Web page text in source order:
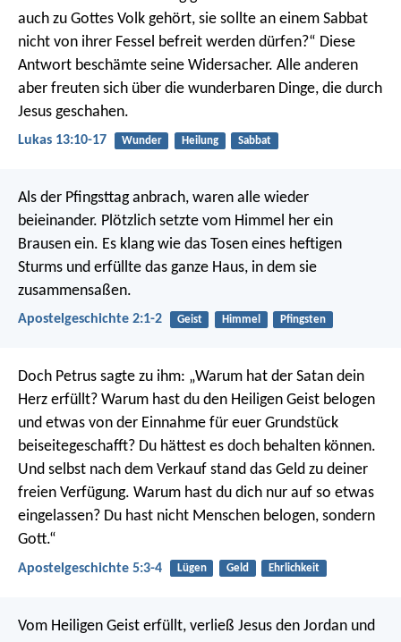
auch zu Gottes Volk gehört, sie sollte an einem Sabbat
nicht von ihrer Fessel befreit werden dürfen?“ Diese
Antwort beschämte seine Widersacher. Alle anderen
aber freuten sich über die wunderbaren Dinge, die durch
Jesus geschahen.
Lukas 13:10-17 Wunder Heilung Sabbat
Als der Pfingsttag anbrach, waren alle wieder
beieinander. Plötzlich setzte vom Himmel her ein
Brausen ein. Es klang wie das Tosen eines heftigen
Sturms und erfüllte das ganze Haus, in dem sie
zusammensaßen.
Apostelgeschichte 2:1-2 Geist Himmel Pfingsten
Doch Petrus sagte zu ihm: „Warum hat der Satan dein
Herz erfüllt? Warum hast du den Heiligen Geist belogen
und etwas von der Einnahme für euer Grundstück
beiseitegeschafft? Du hättest es doch behalten können.
Und selbst nach dem Verkauf stand das Geld zu deiner
freien Verfügung. Warum hast du dich nur auf so etwas
eingelassen? Du hast nicht Menschen belogen, sondern
Gott.“
Apostelgeschichte 5:3-4 Lügen Geld Ehrlichkeit
Vom Heiligen Geist erfüllt, verließ Jesus den Jordan und